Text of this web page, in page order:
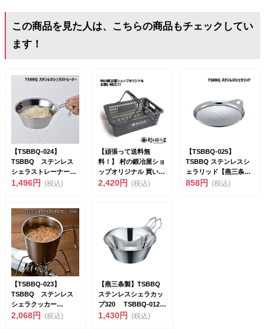
この商品を見た人は、こちらの商品もチェックしてい
ます！
【TSBBQ-024】
TSBBQ ステンレス
シェラストレーナー
【燕三条製｜TSBBQ...
1,496円 (税込)
【頑張って送料無
料！】 村の鍛冶屋ショ
ップオリジナル 買い物
かご 415×299×1...
2,420円 (税込)
【TSBBQ-025】
TSBBQ ステンレスシ
ェラリッド【燕三条製
｜TSBBQ】&l...
858円 (税込)
【TSBBQ-023】
TSBBQ ステンレス
シェラクッカー
800【燕三条製｜TSB...
2,068円 (税込)
【燕三条製】TSBBQ
ステンレスシェラカッ
プ320 TSBBQ-012
フチ巻...
1,430円 (税込)